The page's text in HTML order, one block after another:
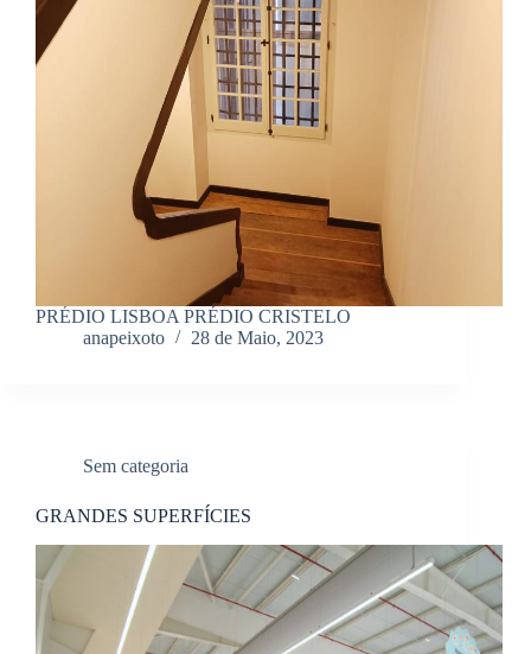
PRÉDIO LISBOA PRÉDIO CRISTELO
anapeixoto
28 de Maio, 2023
Sem categoria
GRANDES SUPERFÍCIES